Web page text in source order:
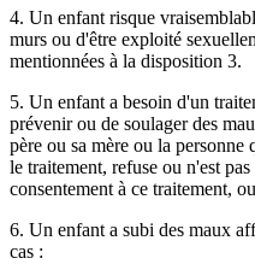
4. Un enfant risque
murs ou d'être exploité
mentionnées à la disposition 3.
5. Un enfant a besoin d'un
prévenir ou de soulager des
père ou sa mère ou la personne
le traitement, refuse ou n'est
consentement à ce traitement,
6. Un enfant a subi des maux
cas :